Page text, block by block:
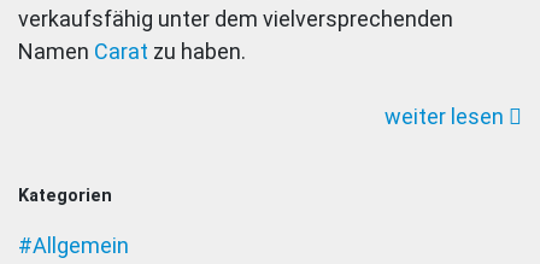
Kategorien
#Allgemein
29er
verkaufsfähig unter dem vielversprechenden
Namen Carat zu haben.
weiter lesen